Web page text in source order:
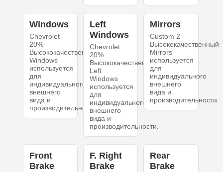
Windows
Chevrolet
20%
Высококачественный
Windows
используется
для
индивидуального
внешнего
вида и
производительности.
Left
Windows
Chevrolet
20%
Высококачественный
Left
Windows
используется
для
индивидуального
внешнего
вида и
производительности.
Mirrors
Custom 2
Высококачественный
Mirrors
используется
для
индивидуального
внешнего
вида и
производительности.
Front
Brake
F. Right
Brake
Rear
Brake